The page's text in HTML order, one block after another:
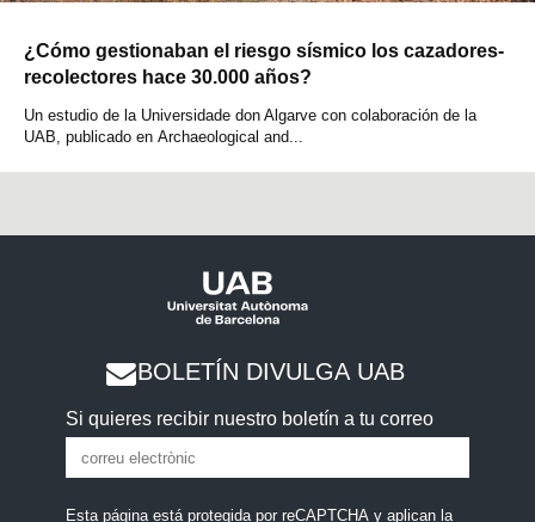
¿Cómo gestionaban el riesgo sísmico los cazadores-
recolectores hace 30.000 años?
Un estudio de la Universidade don Algarve con colaboración de la
UAB, publicado en Archaeological and...
BOLETÍN DIVULGA UAB
Si quieres recibir nuestro boletín a tu correo
Esta página está protegida por reCAPTCHA y aplican la